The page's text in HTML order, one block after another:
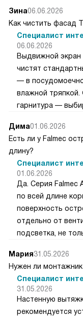
Зина06.06.2026
Как чистить фасад
Специалист
06.06.2026
Выдвижной экран
чистят
— в
влажной
гарнитура —
Дима01.06.2026
Есть ли у Falmec
длину?
Специалист
01.06.2026
Да. Серия Falmec
по всей длине
поверхность
отдельно от
подсветка, не
Мария31.05.2026
Нужен ли
Специалист
31.05.2026
Настенную
рекомендуется